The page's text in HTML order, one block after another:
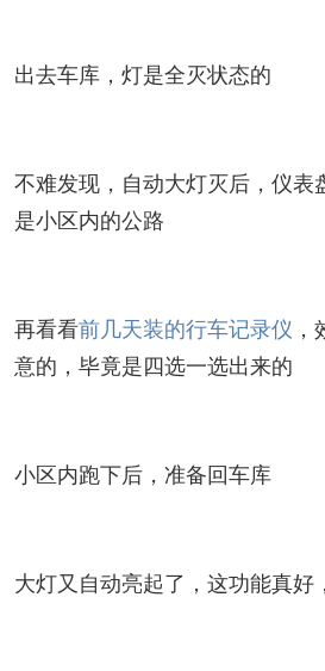
出去车库，灯是全灭状态的
不难发现，自动大灯灭后，仪表
是小区内的公路
再看看前几天装的行车记录仪
意的，毕竟是四选一选出来的
小区内跑下后，准备回车库
大灯又自动亮起了，这功能真好